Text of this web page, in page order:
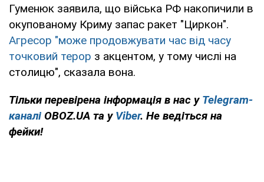
Гуменюк заявила, що війська РФ накопичили в
окупованому Криму запас ракет "Циркон".
Агресор "може продовжувати час від часу
точковий терор з акцентом, у тому числі на
столицю", сказала вона.
Тільки перевірена інформація в нас у Telegram-
каналі OBOZ.UA та у Viber. Не ведіться на
фейки!